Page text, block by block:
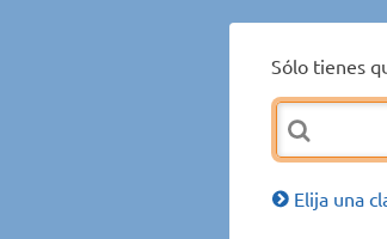
Sólo tienes
Elija una